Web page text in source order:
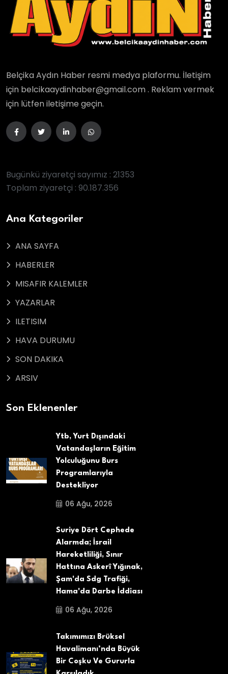
Belçika Aydın Haber resmi medya plaformu. İletişim
için belcikaaydinhaber@gmail.com . Reklam vermek
için lütfen iletişime geçin.
Bugünkü ziyaretçi sayımız : 21353
Toplam ziyaretçi : 90.187.356
Ana Kategoriler
ANA SAYFA
HABERLER
MISAFIR KALEMLER
YAZARLAR
ILETISIM
HAVA DURUMU
SON DAKIKA
ARSIV
Son Eklenenler
Ytb, Yurt Dışındaki
Vatandaşların Eğitim
Yolculuğunu Burs
Programlarıyla
Destekliyor
06 Ağu, 2026
Suriye Dört Cephede
Alarmda; İsrail
Hareketliliği, Sınır
Hattına Askerî Yığınak,
Şam'da Sdg Trafiği,
Hama'da Darbe İddiası
06 Ağu, 2026
Takımımızı Brüksel
Havalimanı’nda Büyük
Bir Coşku Ve Gururla